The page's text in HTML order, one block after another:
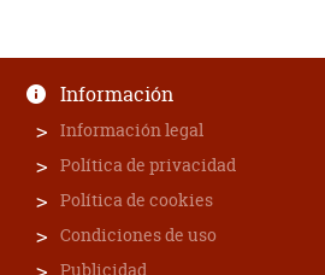
Información
Información legal
Política de privacidad
Política de cookies
Condiciones de uso
Publicidad